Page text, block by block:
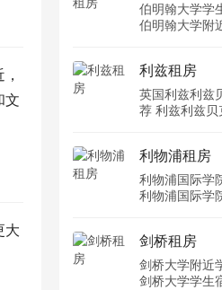
文
大
伯明翰大学学
伯明翰大学附
利兹租房
英国利兹利兹
荐 利兹利兹贝
利物浦租房
利物浦国际学
利物浦国际学
剑桥租房
剑桥大学附近
剑桥大学学生